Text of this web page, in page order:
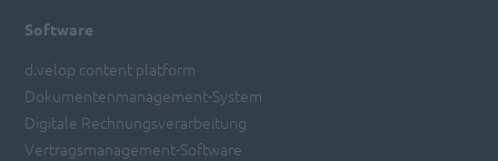
Software
d.velop content platform
Dokumentenmanagement-System
Digitale Rechnungsverarbeitung
Vertragsmanagement-Software